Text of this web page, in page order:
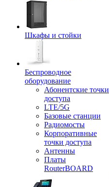
Шкафы и стойки
Беспроводное
оборудование
Абонентские точки
доступа
LTE/5G
Базовые станции
Радиомосты
Корпоративные
точки доступа
Антенны
Платы
RouterBOARD